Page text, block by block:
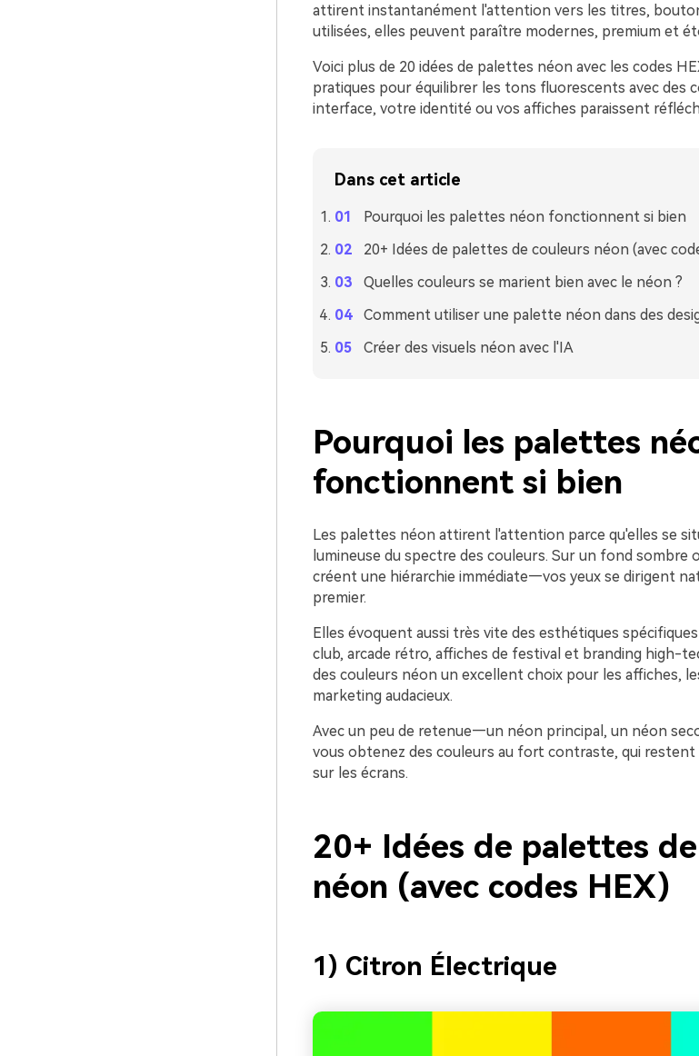
attirent instantanément l'attention vers les titres,
utilisées, elles peuvent paraître modernes, premium et
Voici plus de 20 idées de palettes néon avec les codes
pratiques pour équilibrer les tons fluorescents avec des
interface, votre identité ou vos affiches paraissent
Dans cet article
Pourquoi les palettes néon fonctionnent si bien
20+ Idées de palettes de couleurs néon (avec
Quelles couleurs se marient bien avec le néon ?
Comment utiliser une palette néon dans des
Créer des visuels néon avec l'IA
Pourquoi les palettes
fonctionnent si bien
Les palettes néon attirent l'attention parce qu'elles se
lumineuse du spectre des couleurs. Sur un fond
créent une hiérarchie immédiate—vos yeux se dirigent
premier.
Elles évoquent aussi très vite des esthétiques
club, arcade rétro, affiches de festival et branding high-
des couleurs néon un excellent choix pour les affiches,
marketing audacieux.
Avec un peu de retenue—un néon principal, un néon
vous obtenez des couleurs au fort contraste, qui
sur les écrans.
20+ Idées de palettes
néon (avec codes HEX)
1) Citron Électrique